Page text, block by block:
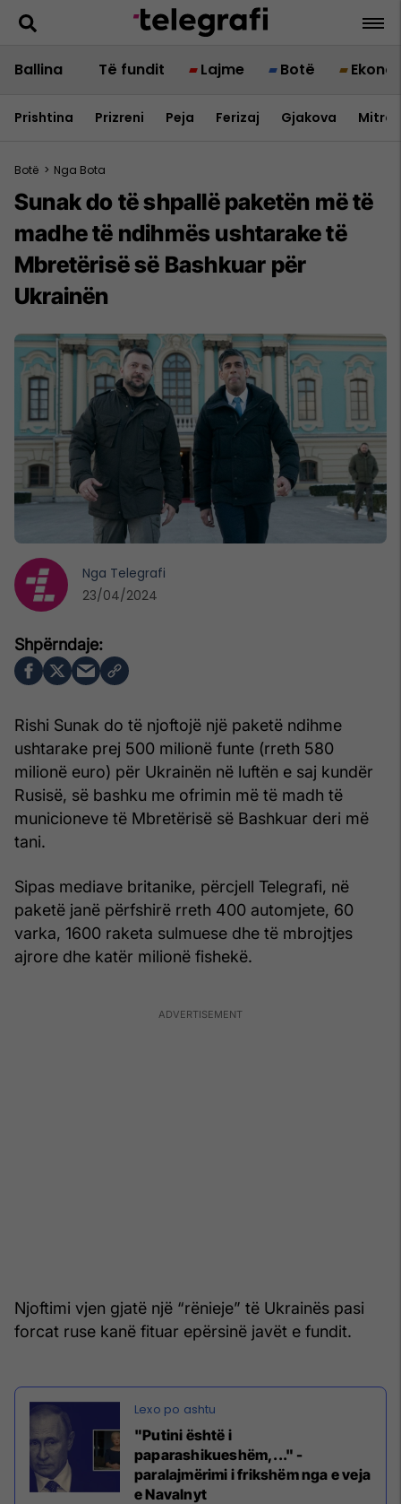
Ballina Të fundit Lajme Botë
Prishtina Prizreni Peja Ferizaj Gjakova
Botë > Nga Bota
Sunak do të shpallë paketën më të
madhe të ndihmës ushtarake të
Mbretërisë së Bashkuar për
Ukrainën
Rishi Sunak do të njoftojë një paketë ndihme
ushtarake prej 500 milionë funte (rreth 580
milionë euro) për Ukrainën në luftën e saj kundër
Rusisë, së bashku me ofrimin më të madh të
municioneve të Mbretërisë së Bashkuar deri më
tani.
Sipas mediave britanike, përcjell Telegrafi, në
paketë janë përfshirë rreth 400 automjete, 60
varka, 1600 raketa sulmuese dhe të mbrojtjes
ajrore dhe katër milionë fishekë.
Njoftimi vjen gjatë një “rënieje” të Ukrainës pasi
forcat ruse kanë fituar epërsinë javët e fundit.
"Putini është i
paparashikueshëm,..." -
paralajmërimi i frikshëm nga e veja
e Navalnyt
Nga Telegrafi
23/04/2024